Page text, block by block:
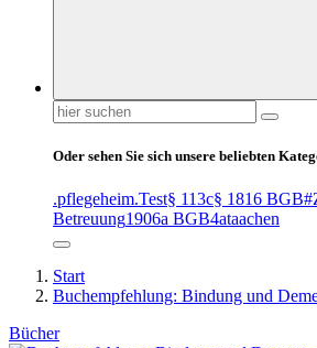
Suchen
nach:
Oder sehen Sie sich unsere beliebten
.pflegeheim.Test§ 113c§ 1816 BGB
Betreuung1906a BGB4ataachen
Start
Buchempfehlung: Bindung und
Bücher